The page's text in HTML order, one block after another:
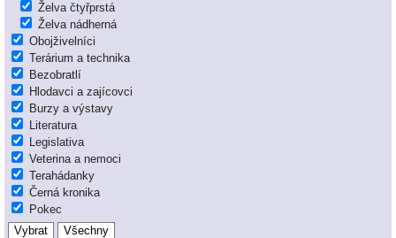
Želva čtyřprstá
Želva nádherná
Obojživelníci
Terárium a technika
Bezobratlí
Hlodavci a zajícovci
Burzy a výstavy
Literatura
Legislativa
Veterina a nemoci
Terahádanky
Černá kronika
Pokec